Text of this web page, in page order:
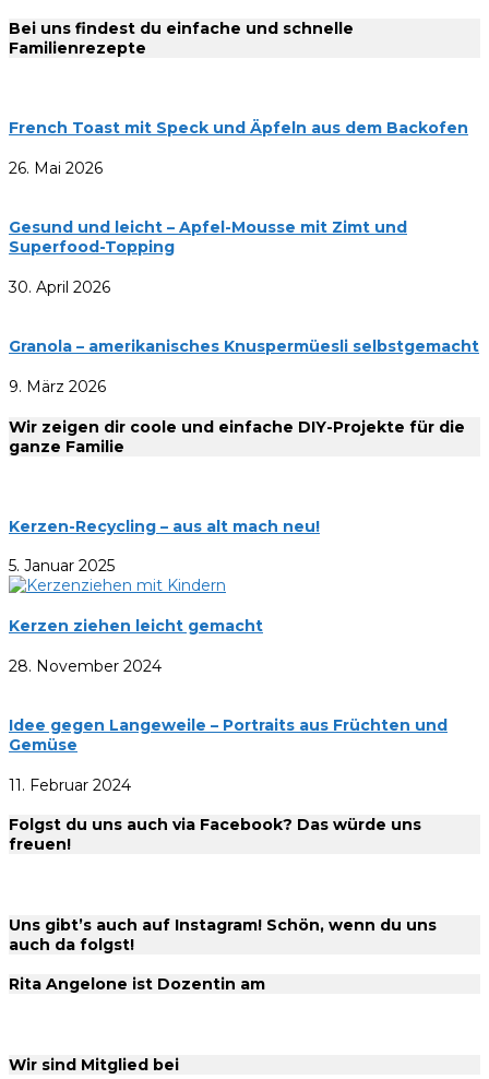
Bei uns findest du einfache und schnelle
Familienrezepte
French Toast mit Speck und Äpfeln aus dem Backofen
26. Mai 2026
Gesund und leicht – Apfel-Mousse mit Zimt und
Superfood-Topping
30. April 2026
Granola – amerikanisches Knuspermüesli selbstgemacht
9. März 2026
Wir zeigen dir coole und einfache DIY-Projekte für die
ganze Familie
Kerzen-Recycling – aus alt mach neu!
5. Januar 2025
Kerzen ziehen leicht gemacht
28. November 2024
Idee gegen Langeweile – Portraits aus Früchten und
Gemüse
11. Februar 2024
Folgst du uns auch via Facebook? Das würde uns
freuen!
Uns gibt’s auch auf Instagram! Schön, wenn du uns
auch da folgst!
Rita Angelone ist Dozentin am
Wir sind Mitglied bei